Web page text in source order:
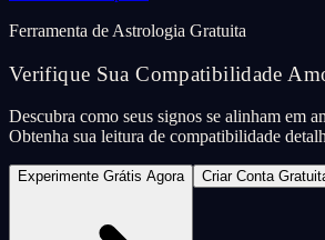
Ferramenta de Astrologia Gratuita
Verifique Sua Compatibilidade
Descubra como seus signos se alinham em
Obtenha sua leitura de compatibilidade
Experimente Grátis Agora Criar Conta